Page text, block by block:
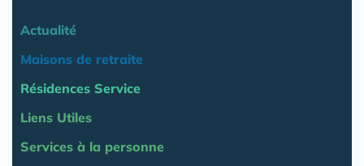
Actualité
Maisons de retraite
Résidences Service
Liens Utiles
Services à la personne